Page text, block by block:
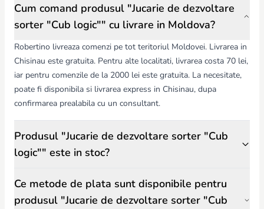
Cum comand produsul "Jucarie de dezvoltare
sorter "Cub logic"" cu livrare in Moldova?
Robertino livreaza comenzi pe tot teritoriul Moldovei. Livrarea in
Chisinau este gratuita. Pentru alte localitati, livrarea costa 70 lei,
iar pentru comenzile de la 2000 lei este gratuita. La necesitate,
poate fi disponibila si livrarea express in Chisinau, dupa
confirmarea prealabila cu un consultant.
Produsul "Jucarie de dezvoltare sorter "Cub
logic"" este in stoc?
Ce metode de plata sunt disponibile pentru
produsul "Jucarie de dezvoltare sorter "Cub